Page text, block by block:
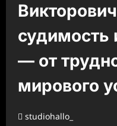
судимость
— от
мирового
studiohallo_